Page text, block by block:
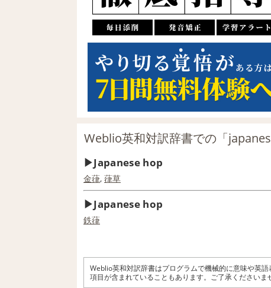
Weblio英和対訳辞書での「
Japanese hop
金葎, 葎草
Japanese hop
鉄葎
Weblio英和対訳辞書はプログラムで機械的に意味や英
項目が含まれていることもあります。ご了承くださいま